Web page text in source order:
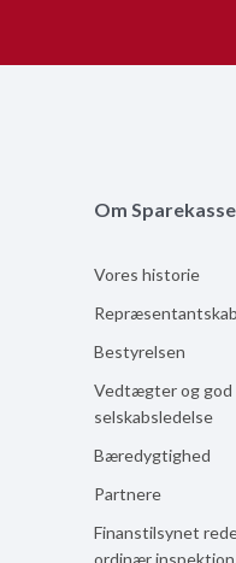
Om
Vores historie
Bestyrelsen
Vedtægter og god
selskabsledelse
Bæredygtighed
Partnere
Finanstilsynet
ordinær